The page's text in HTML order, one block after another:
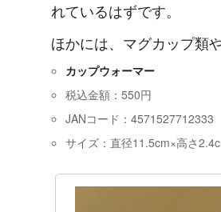
れているはずです。
ほかには、マグカップ類
カップウォーマー
税込金額：550円
JANコード：4571527712333
サイズ：直径11.5cm×高さ